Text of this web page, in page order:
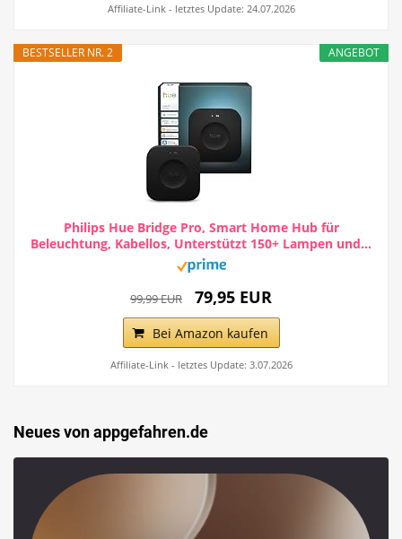
Affiliate-Link - letztes Update: 24.07.2026
ANGEBOT
BESTSELLER NR. 2
Philips Hue Bridge Pro, Smart Home Hub für
Beleuchtung, Kabellos, Unterstützt 150+ Lampen und...
99,99 EUR 79,95 EUR
Bei Amazon kaufen
Affiliate-Link - letztes Update: 3.07.2026
Neues von appgefahren.de